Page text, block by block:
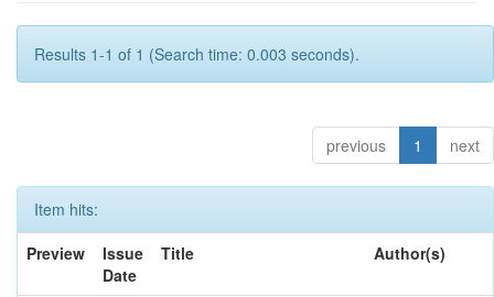
Results 1-1 of 1 (Search time: 0.003 seconds).
previous 1 next
Item hits:
Preview
Issue
Date
Title Author(s)